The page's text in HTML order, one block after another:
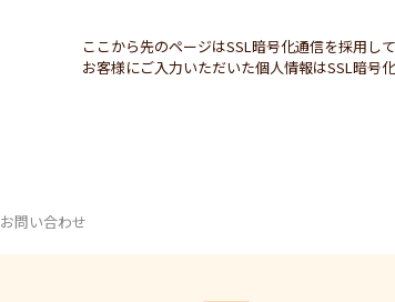
ここから先のページはSSL暗号化通信を採用して
お客様にご入力いただいた個人情報はSSL暗号
お問い合わせ